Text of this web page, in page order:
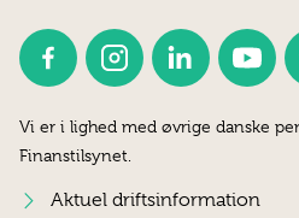
Vi er i lighed med øvrige danske
Finanstilsynet.
Aktuel driftsinformation